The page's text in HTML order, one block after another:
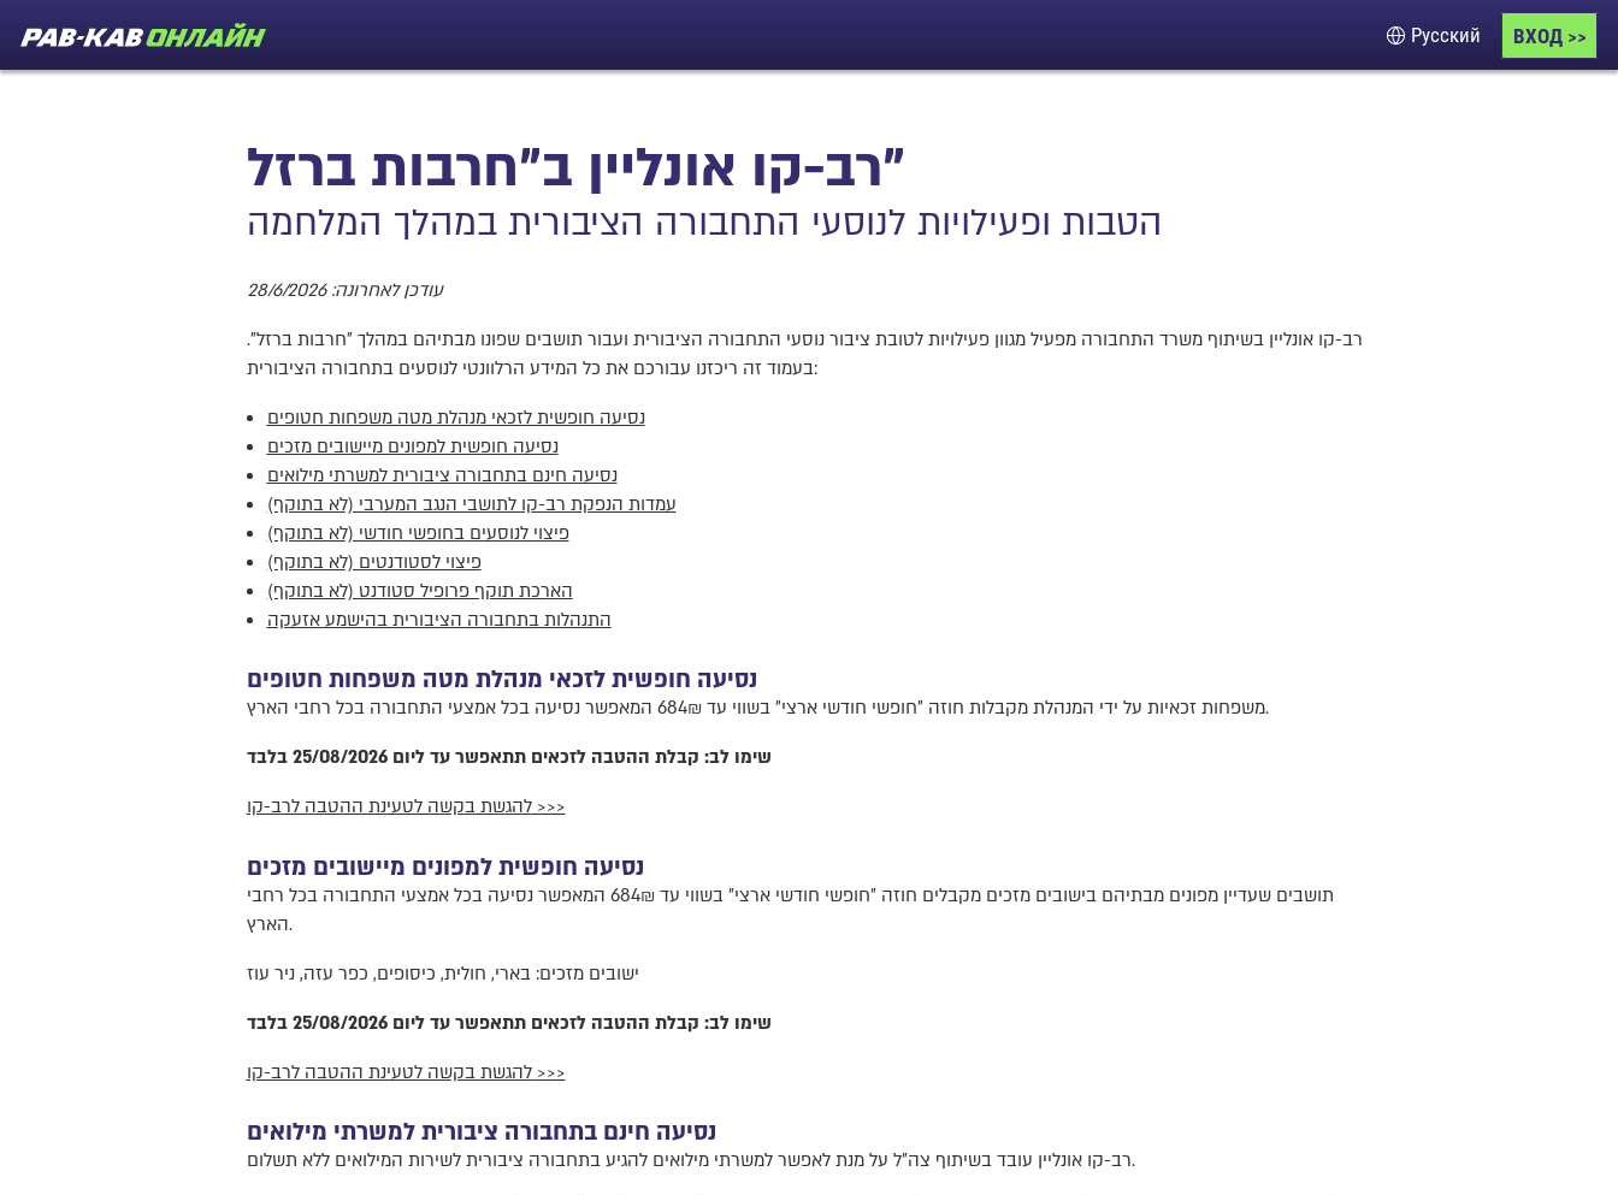
Язык ВХОД >>
רב-קו אונליין ב"חרבות ברזל"
הטבות ופעילויות לנוסעי התחבורה הציבורית במהלך המלחמה
עודכן לאחרונה: 28/6/2026
רב-קו אונליין בשיתוף משרד התחבורה מפעיל מגוון פעילויות לטובת ציבור נוסעי התחבורה הציבורית ועבור תושבים שפונו מבתיהם במהלך "חרבות ברזל".
בעמוד זה ריכזנו עבורכם את כל המידע הרלוונטי לנוסעים בתחבורה הציבורית:
נסיעה חופשית לזכאי מנהלת מטה משפחות חטופים
נסיעה חופשית למפונים מיישובים מזכים
נסיעה חינם בתחבורה ציבורית למשרתי מילואים
עמדות הנפקת רב-קו לתושבי הנגב המערבי (לא בתוקף)
פיצוי לנוסעים בחופשי חודשי (לא בתוקף)
פיצוי לסטודנטים (לא בתוקף)
הארכת תוקף פרופיל סטודנט (לא בתוקף)
התנהלות בתחבורה הציבורית בהישמע אזעקה
נסיעה חופשית לזכאי מנהלת מטה משפחות חטופים
משפחות זכאיות על ידי המנהלת מקבלות חוזה "חופשי חודשי ארצי" בשווי עד 684₪ המאפשר נסיעה בכל אמצעי התחבורה בכל רחבי הארץ.
שימו לב: קבלת ההטבה לזכאים תתאפשר עד ליום 25/08/2026 בלבד
להגשת בקשה לטעינת ההטבה לרב-קו >>>
נסיעה חופשית למפונים מיישובים מזכים
תושבים שעדיין מפונים מבתיהם בישובים מזכים מקבלים חוזה "חופשי חודשי ארצי" בשווי עד 684₪ המאפשר נסיעה בכל אמצעי התחבורה בכל רחבי
הארץ.
ישובים מזכים: בארי, חולית, כיסופים, כפר עזה, ניר עוז
שימו לב: קבלת ההטבה לזכאים תתאפשר עד ליום 25/08/2026 בלבד
להגשת בקשה לטעינת ההטבה לרב-קו >>>
נסיעה חינם בתחבורה ציבורית למשרתי מילואים
רב-קו אונליין עובד בשיתוף צה"ל על מנת לאפשר למשרתי מילואים להגיע בתחבורה ציבורית לשירות המילואים ללא תשלום.